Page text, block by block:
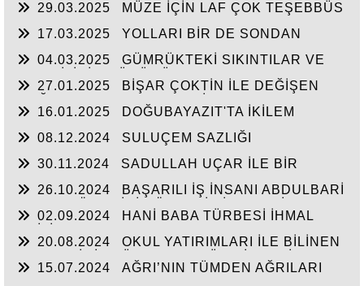
29.03.2025
MÜZE İÇİN LAF ÇOK TEŞEBBÜS
17.03.2025
YOLLARI BİR DE SONDAN
04.03.2025
GÜMRÜKTEKİ SIKINTILAR VE
27.01.2025
BİŞAR ÇOKTİN İLE DEĞİŞEN
16.01.2025
DOĞUBAYAZIT'TA İKİLEM
08.12.2024
SULUÇEM SAZLIĞI
30.11.2024
SADULLAH UÇAR İLE BİR
26.10.2024
BAŞARILI İŞ İNSANI ABDULBARİ
02.09.2024
HANİ BABA TÜRBESİ İHMAL
20.08.2024
OKUL YATIRIMLARI İLE BİLİNEN
YASUBUĞA İLE PORTRE…
15.07.2024 AĞRI’NIN TÜMDEN AĞRILARI